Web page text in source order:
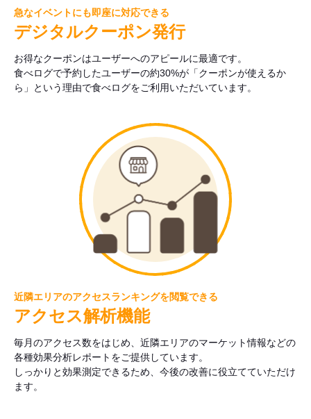
急なイベントにも即座に対応できる
デジタルクーポン発行
お得なクーポンはユーザーへのアピールに最適です。
食べログで予約したユーザーの約30%が「クーポンが使えるか
ら」という理由で食べログをご利用いただいています。
近隣エリアのアクセスランキングを閲覧できる
アクセス解析機能
毎月のアクセス数をはじめ、近隣エリアのマーケット情報などの
各種効果分析レポートをご提供しています。
しっかりと効果測定できるため、今後の改善に役立てていただけ
ます。